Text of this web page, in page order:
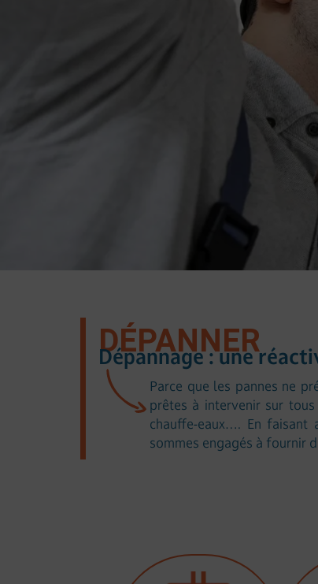
DÉPANNER
Dépannage : une
Parce que les pannes ne
prêtes à intervenir sur
chauffe-eaux…. En faisant
sommes engagés à fournir